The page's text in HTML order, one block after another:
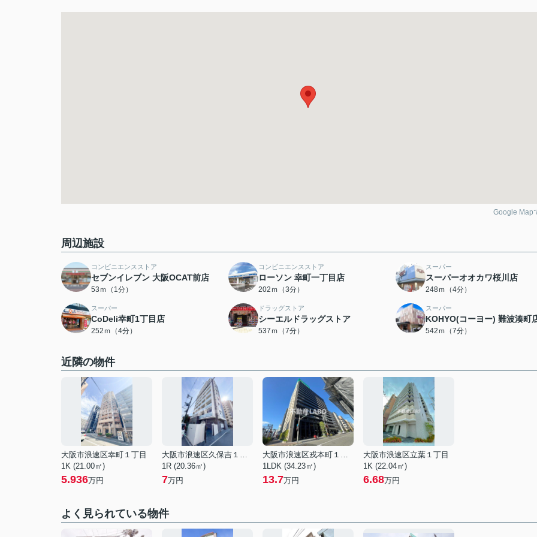
Google Map
周辺施設
コンビニエンスストア
セブンイレブン 大阪OCAT前店
53ｍ（1分）
コンビニエンスストア
ローソン 幸町一丁目店
202ｍ（3分）
スーパー
スーパーオオカワ桜川店
248ｍ（4分）
スーパー
CoDeli幸町1丁目店
252ｍ（4分）
ドラッグストア
シーエルドラッグストア
537ｍ（7分）
スーパー
KOHYO(コーヨー) 難波湊町
542ｍ（7分）
近隣の物件
大阪市浪速区幸町１丁目
1K (21.00㎡)
5.936万円
大阪市浪速区久保吉１丁目
1R (20.36㎡)
7万円
大阪市浪速区戎本町１丁目
1LDK (34.23㎡)
13.7万円
大阪市浪速区立葉１丁目
1K (22.04㎡)
6.68万円
よく見られている物件